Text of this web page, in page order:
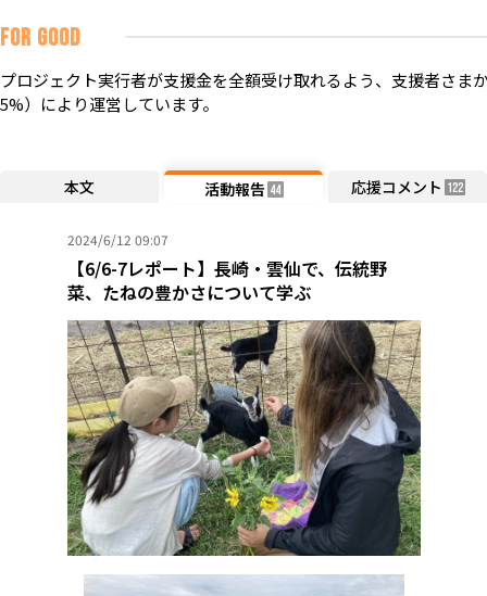
FOR GOOD
プロジェクト実行者が支援金を全額受け取れるよう、支援者さま
5%）により運営しています。
本文 活動報告 44 応援コメント 122
2024/6/12 09:07
【6/6-7レポート】長崎・雲仙で、伝統野
菜、たねの豊かさについて学ぶ